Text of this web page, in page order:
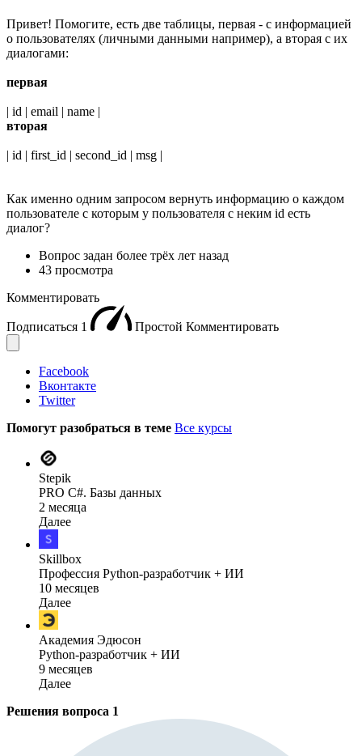
Привет! Помогите, есть две таблицы, первая - с информацией
о пользователях (личными данными например), а вторая с их
диалогами:
первая
| id | email | name |
вторая
| id | first_id | second_id | msg |
Как именно одним запросом вернуть информацию о каждом
пользователе с которым у пользователя с неким id есть
диалог?
Вопрос задан более трёх лет назад
43 просмотра
Комментировать
Подписаться 1 Простой Комментировать
Facebook
Вконтакте
Twitter
Помогут разобраться в теме Все курсы
Stepik
PRO C#. Базы данных
2 месяца
Далее
Skillbox
Профессия Python-разработчик + ИИ
10 месяцев
Далее
Академия Эдюсон
Python-разработчик + ИИ
9 месяцев
Далее
Решения вопроса 1